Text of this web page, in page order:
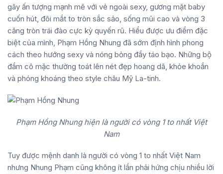
gây ấn tượng mạnh mẽ với vẻ ngoài sexy, gương mặt baby
cuốn hút, đôi mắt to tròn sắc sảo, sống mũi cao và vòng 3
căng tròn trái đào cực kỳ quyến rũ. Hiểu được ưu điểm đặc
biệt của mình, Phạm Hồng Nhung đã sớm định hình phong
cách theo hướng sexy và nóng bỏng đầy táo bạo. Những bộ
đầm cô mặc thường toát lên nét đẹp hoang dã, khỏe khoắn
và phóng khoáng theo style châu Mỹ La-tinh.
Phạm Hồng Nhung hiện là người có vòng 1 to nhất Việt
Nam
Tuy được mệnh danh là người có vòng 1 to nhất Việt Nam
nhưng Nhung Phạm cũng không ít lần phải hứng chịu nhiều lời